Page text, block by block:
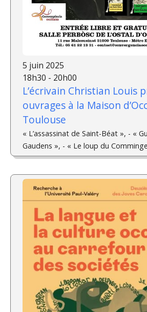
5 juin 2025
18h30 - 20h00
L’écrivain Christian Louis
ouvrages à la Maison
Toulouse
« L’assassinat de Saint-Béat », - «
Gaudens », - « Le loup du